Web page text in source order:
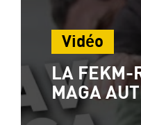
Vidéo
LA FEKM-
MAGA